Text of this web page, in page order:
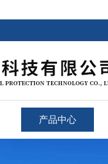
产品中心